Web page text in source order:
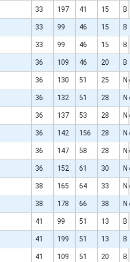
33 197 41 15
B
33 99 46 15
B
33 99 46 15
B
36 109 46 20
B
36 130 51 25
N
36 132 51 28
N
36 137 53 28
N
36 142 156 28
N
36 147 58 28
N
36 152 61 30
N
38 165 64 33
N
38 178 66 38
N
41 99 51 13
B
41 199 51 13
B
41 109 51 20
B